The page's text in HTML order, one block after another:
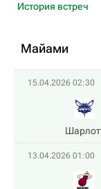
История встреч
Майами
15.04.2026 02:30
13.04.2026 01:00